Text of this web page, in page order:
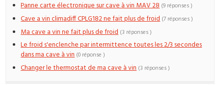
Panne carte électronique sur cave à vin MAV 28 (9 réponses )
Cave a vin climadiff CPLG182 ne fait plus de froid (7 réponses )
Ma cave a vin ne fait plus de froid (3 réponses )
Le froid s'enclenche par intermittence toutes les 2/3 secondes
dans ma cave à vin (0 réponse )
Changer le thermostat de ma cave à vin (3 réponses )